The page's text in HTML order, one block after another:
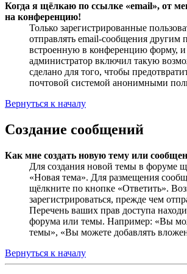
Когда я щёлкаю по ссылке «email», от
на конференцию!
Только зарегистрированные
отправлять email-сообщения другим
встроенную в конференцию форму, и
администратор включил такую
сделано для того, чтобы
почтовой системой анонимными
Вернуться к началу
Создание сообщений
Как мне создать новую тему или
Для создания новой темы в форуме
«Новая тема». Для размещения
щёлкните по кнопке «Ответить».
зарегистрироваться, прежде чем
Перечень ваших прав доступа
форума или темы. Например: «Вы
темы», «Вы можете добавлять
Вернуться к началу